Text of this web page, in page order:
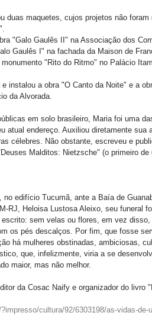
duas maquetes, cujos projetos não
"Galo Gaulês II" na Associação dos
Gaulês I" na fachada da Maison de
"Rito do Ritmo" no Palácio
instalou a obra "O Canto da Noite" e a
da Alvorada.
em solo brasileiro, Maria foi uma
atual endereço. Auxiliou diretamente
célebres. Não obstante, escreveu e
Malditos: Nietzsche" (o primeiro de
no edifício Tucumã, ante a Baía de
RJ, Heloisa Lustosa Aleixo, seu funeral
sem velas ou flores, em vez
os pés descalços. Por fim, que fosse
há mulheres obstinadas, ambiciosas,
que, infelizmente, viria a se
maior, mas não melhor.
da Cosac Naify e organizador do livro
cultura/92/6303198/as-vidas-de-